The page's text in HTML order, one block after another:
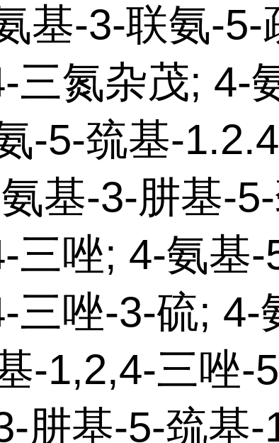
基-3-联氨-5-
三氮杂茂; 4-
-5-巯基-
基-3-肼基-
三唑; 4-氨基-
三唑-3-硫; 4-
-1,2,4-三唑-
肼基-5-巯基-